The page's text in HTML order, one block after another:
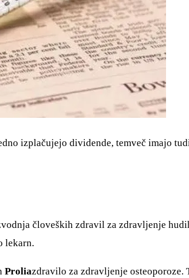
izplačujejo dividende, temveč imajo
človeških zdravil za zdravljenje
lekarn.
Proliazdravilo za zdravljenje osteoporoze.